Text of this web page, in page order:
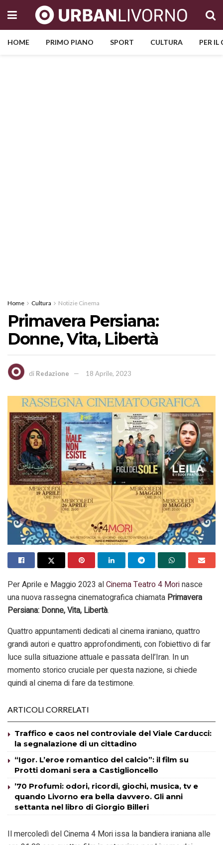
HOME PRIMO PIANO SPORT CULTURA PER
Home Cultura Notizie Cinema
Primavera Persiana:
Donne, Vita, Libertà
di Redazione 18 Aprile, 2023
Per Aprile e Maggio 2023 alCinema Teatro 4 Morinasce
una nuova rassegna cinematografica chiamata Primavera
Persiana: Donne, Vita, Libertà.
Quattro appuntamenti dedicati al cinema iraniano, quattro
grandi autori e quattro approfondimenti, con l’obiettivo di far
luce sulla situazione attuale e passata dell’Iran. In un
momento storico cruciale per questa nazione, si chiede
quindi al cinema di fare da testimone.
ARTICOLI CORRELATI
Traffico e caos nel controviale del Viale Carducci:
la segnalazione di un cittadino
“Igor. L’eroe romantico del calcio”: il film su
Protti domani sera a Castiglioncello
’70 Profumi: odori, ricordi, giochi, musica, tv e
quando Livorno era bella davvero. Gli anni
settanta nel libro di Giorgio Billeri
Il mercoledì del Cinema 4 Mori issa la bandiera iraniana alle